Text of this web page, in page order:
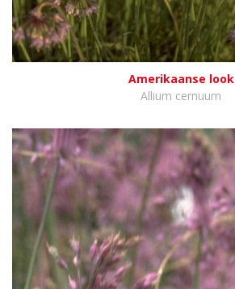
Amerikaanse look
Allium cernuum